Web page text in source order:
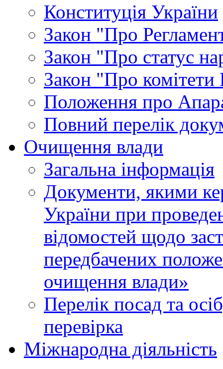
Конституція України
Закон "Про
Закон "Про статус
Закон "Про комітети
Положення про
Повний перелік
Очищення влади
Загальна інформація
Документи, якими
України при
відомостей щодо
передбачених
очищення влади»
Перелік посад та
перевірка
Міжнародна діяльність